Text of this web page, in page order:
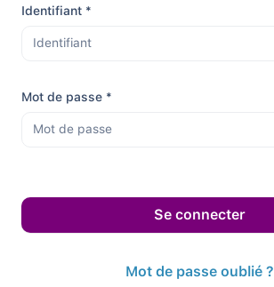
Identifiant *
Mot de passe *
Mot de passe oublié ?
Se connecter